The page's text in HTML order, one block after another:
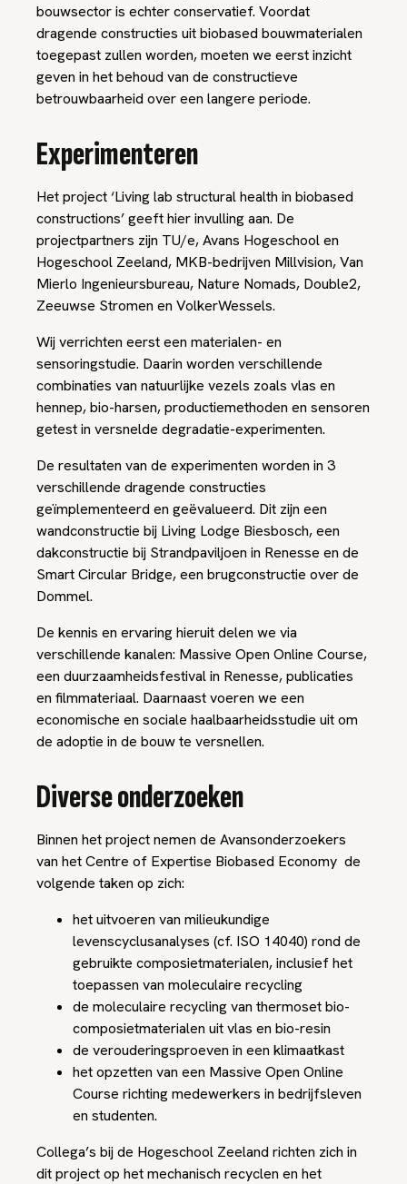
bouwsector is echter conservatief. Voordat
dragende constructies uit biobased bouwmaterialen
toegepast zullen worden, moeten we eerst inzicht
geven in het behoud van de constructieve
betrouwbaarheid over een langere periode.
Experimenteren
Het project ‘Living lab structural health in biobased
constructions’ geeft hier invulling aan. De
projectpartners zijn TU/e, Avans Hogeschool en
Hogeschool Zeeland, MKB-bedrijven Millvision, Van
Mierlo Ingenieursbureau, Nature Nomads, Double2,
Zeeuwse Stromen en VolkerWessels.
Wij verrichten eerst een materialen- en
sensoringstudie. Daarin worden verschillende
combinaties van natuurlijke vezels zoals vlas en
hennep, bio-harsen, productiemethoden en sensoren
getest in versnelde degradatie-experimenten.
De resultaten van de experimenten worden in 3
verschillende dragende constructies
geïmplementeerd en geëvalueerd. Dit zijn een
wandconstructie bij Living Lodge Biesbosch, een
dakconstructie bij Strandpaviljoen in Renesse en de
Smart Circular Bridge, een brugconstructie over de
Dommel.
De kennis en ervaring hieruit delen we via
verschillende kanalen: Massive Open Online Course,
een duurzaamheidsfestival in Renesse, publicaties
en filmmateriaal. Daarnaast voeren we een
economische en sociale haalbaarheidsstudie uit om
de adoptie in de bouw te versnellen.
Diverse onderzoeken
Binnen het project nemen de Avansonderzoekers
van het Centre of Expertise Biobased Economy de
volgende taken op zich:
het uitvoeren van milieukundige
levenscyclusanalyses (cf. ISO 14040) rond de
gebruikte composietmaterialen, inclusief het
toepassen van moleculaire recycling
de moleculaire recycling van thermoset bio-
composietmaterialen uit vlas en bio-resin
de verouderingsproeven in een klimaatkast
het opzetten van een Massive Open Online
Course richting medewerkers in bedrijfsleven
en studenten.
Collega’s bij de Hogeschool Zeeland richten zich in
dit project op het mechanisch recyclen en het